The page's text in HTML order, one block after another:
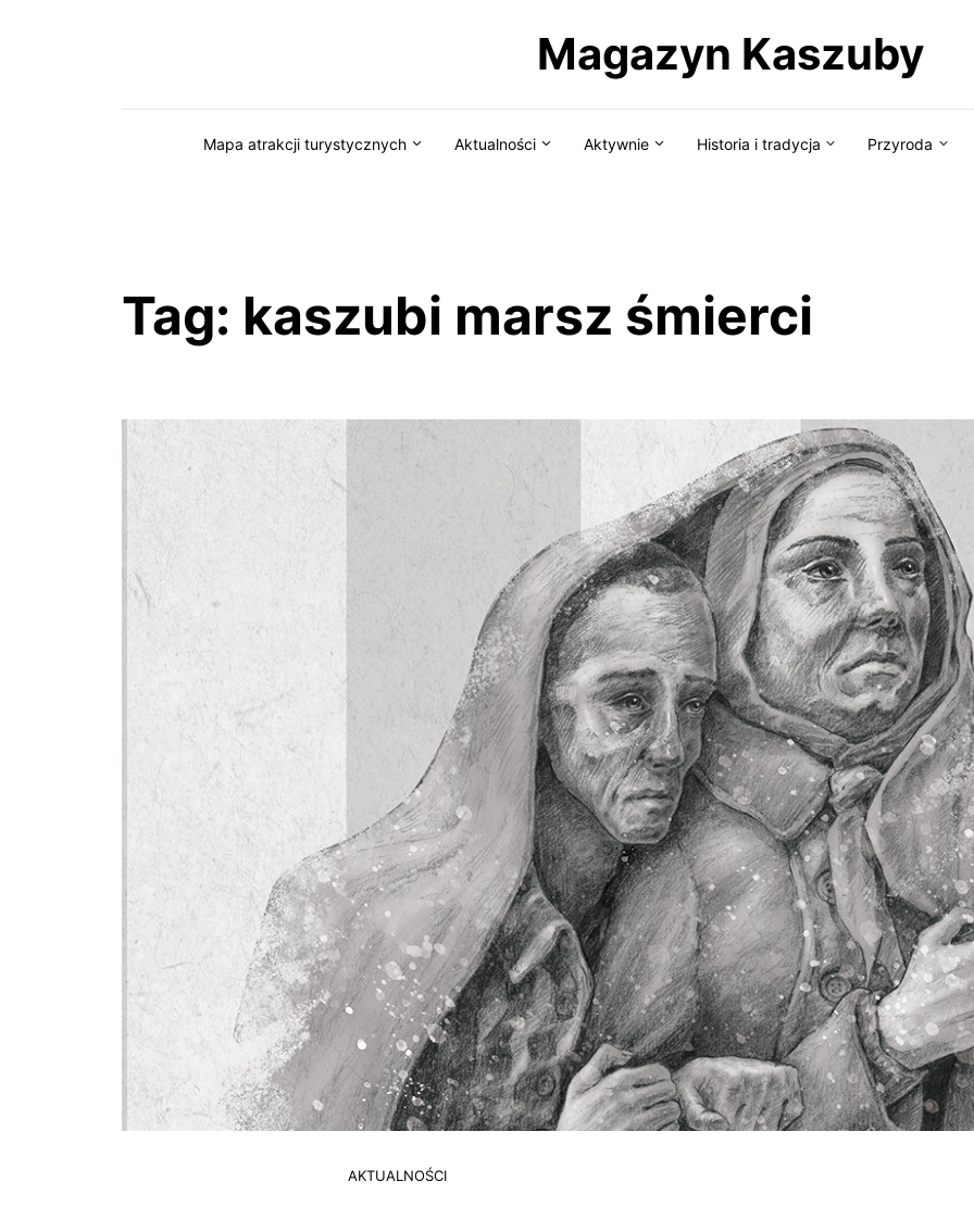
Magazyn Kaszuby
Mapa atrakcji turystycznych Aktualności Aktywnie Historia i tradycja Przyroda
Tag: kaszubi marsz śmierci
AKTUALNOŚCI